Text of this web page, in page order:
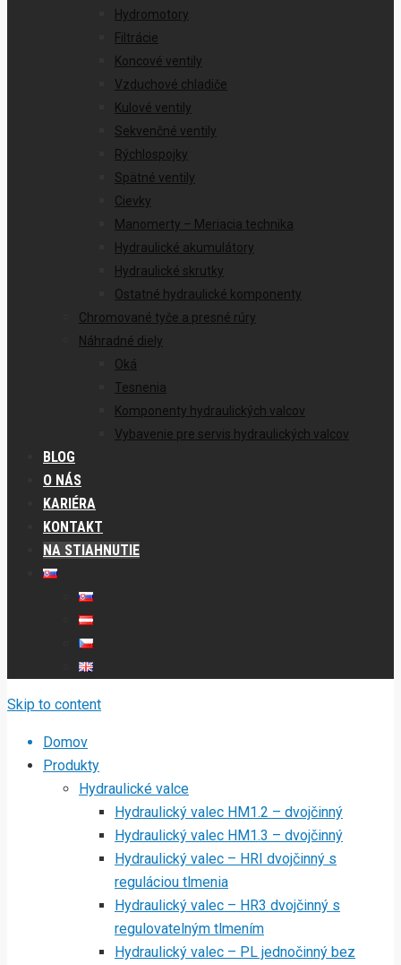
Hydromotory
Filtrácie
Koncové ventily
Vzduchové chladiče
Kulové ventily
Sekvenčné ventily
Rýchlospojky
Spätné ventily
Cievky
Manomerty – Meriacia technika
Hydraulické akumulátory
Hydraulické skrutky
Ostatné hydraulické komponenty
Chromované tyče a presné rúry
Náhradné diely
Oká
Tesnenia
Komponenty hydraulických valcov
Vybavenie pre servis hydraulických valcov
BLOG
O NÁS
KARIÉRA
KONTAKT
NA STIAHNUTIE
Skip to content
Domov
Produkty
Hydraulické valce
Hydraulický valec HM1.2 – dvojčinný
Hydraulický valec HM1.3 – dvojčinný
Hydraulický valec – HRI dvojčinný s
reguláciou tlmenia
Hydraulický valec – HR3 dvojčinný s
regulovatelným tlmením
Hydraulický valec – PL jednočinný bez